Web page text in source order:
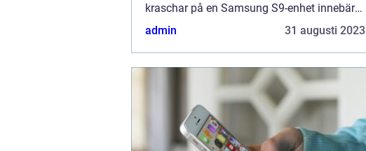
kraschar på en Samsung S9-enhet innebär
det att de oavsiktligt stänger ner sig själva
admin 31 augusti 2023